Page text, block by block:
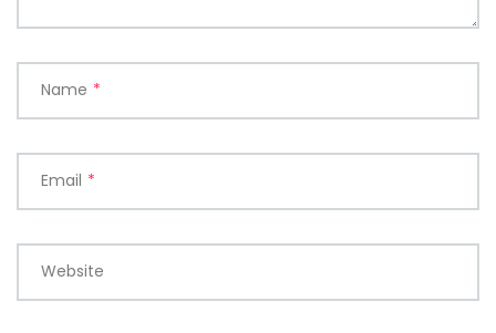
Name *
Email *
Website